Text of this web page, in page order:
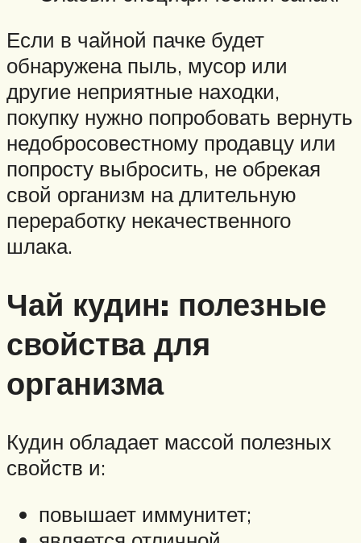
Если в чайной пачке будет
обнаружена пыль, мусор или
другие неприятные находки,
покупку нужно попробовать вернуть
недобросовестному продавцу или
попросту выбросить, не обрекая
свой организм на длительную
переработку некачественного
шлака.
Чай кудин: полезные
свойства для
организма
Кудин обладает массой полезных
свойств и:
повышает иммунитет;